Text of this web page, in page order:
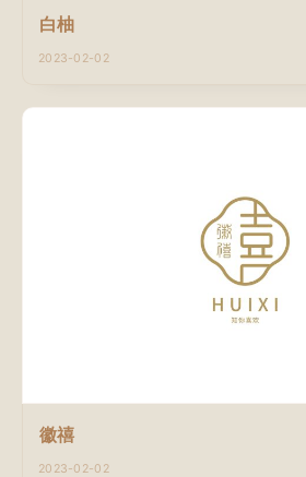
白柚
2023-02-02
徽禧
2023-02-02